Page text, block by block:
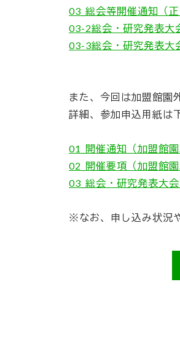
03_総会等開催通知（
03-2総会・研究発表大
03-3総会・研究発表大
また、今回は加盟館園
詳細、参加申込用紙は
01_開催通知（加盟館
02_開催要項（加盟館
03_総会・研究発表大
※なお、申し込み状況